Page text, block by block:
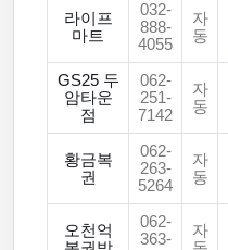
라이프
마트
032-
888-
4055
자
동
GS25 두
암타운
점
062-
251-
7142
자
동
황금복
권
062-
263-
5264
자
동
오천억
062-
363-
자